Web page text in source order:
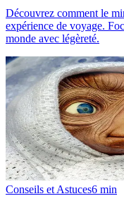
Découvrez comment le
expérience de voyage.
monde avec légèreté.
Conseils et Astuces6 min